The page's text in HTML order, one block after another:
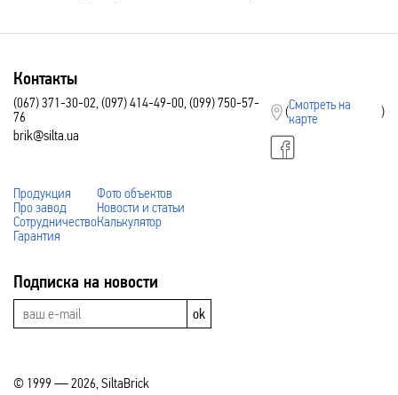
Контакты
(067) 371-30-02, (097) 414-49-00, (099) 750-57-
76
brik@silta.ua
(Смотреть на
карте
)
Продукция
Про завод
Сотрудничество
Гарантия
Фото объектов
Новости и статьи
Калькулятор
Подписка на новости
ok
© 1999 — 2026, SiltaBrick